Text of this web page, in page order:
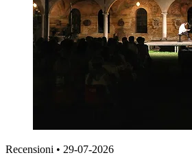
Recensioni • 29-07-2026